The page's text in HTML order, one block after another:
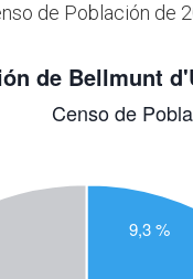
de Población de